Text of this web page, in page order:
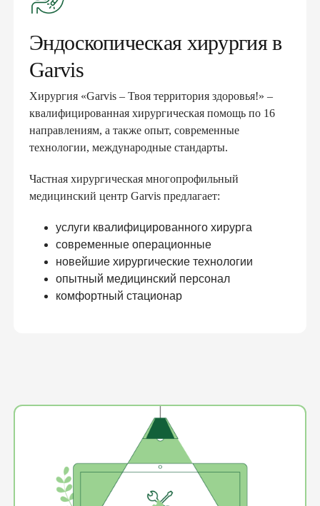
Эндоскопическая хирургия в
Garvis
Хирургия «Garvis – Твоя территория здоровья!» –
квалифицированная хирургическая помощь по 16
направлениям, а также опыт, современные
технологии, международные стандарты.
Частная хирургическая многопрофильный
медицинский центр Garvis предлагает:
услуги квалифицированного хирурга
современные операционные
новейшие хирургические технологии
опытный медицинский персонал
комфортный стационар